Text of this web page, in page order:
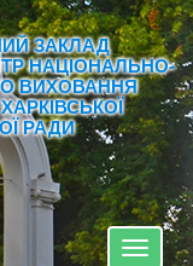
ЗАКЛАД
НАЦІОНАЛЬНО-
ВИХОВАННЯ
РАДИ
Toggle